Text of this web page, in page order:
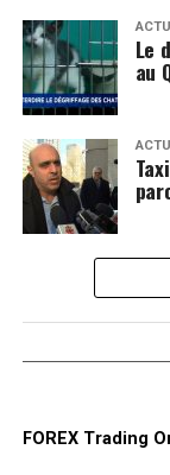
Le
au
FOREX Trading